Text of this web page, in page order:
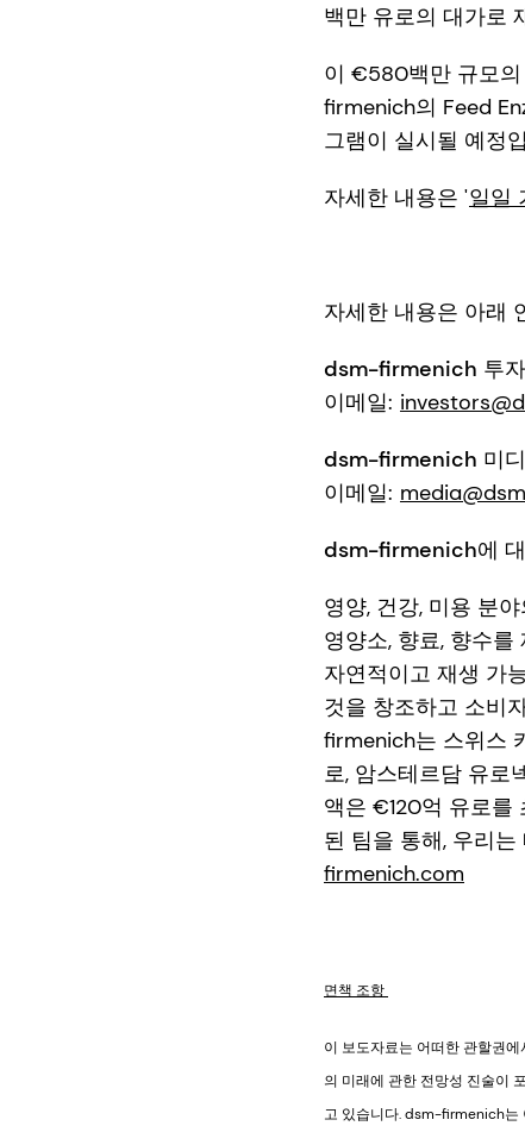
백만 유로의 대가로
이 €580백만 규모
firmenich의 Feed
그램이 실시될 예정
자세한 내용은 '일일
자세한 내용은 아래
dsm-firmenich 투자
이메일:
dsm-firmenich 미
이메일:
dsm-firmenich에
영양, 건강, 미용 분
영양소, 향료, 향수
자연적이고 재생 가
것을 창조하고 소비
firmenich는 스위스
로, 암스테르담 유로
액은 €120억 유로를
된 팀을 통해, 우리
firmenich.com
면책 조항
이 보도자료는 어떠한 관할권
의 미래에 관한 전망성 진술이
고 있습니다. dsm-firmenich는